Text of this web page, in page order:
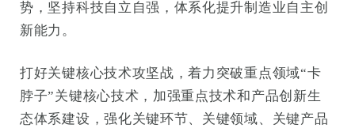
势，坚持科技自立自强，体系化提升制造业自主创
新能力。
打好关键核心技术攻坚战，着力突破重点领域“卡
脖子”关键核心技术，加强重点技术和产品创新生
态体系建设，强化关键环节、关键领域、关键产品